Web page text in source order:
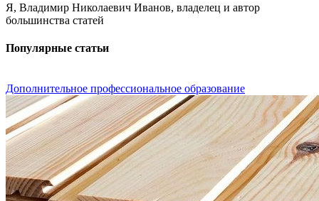
Я, Владимир Николаевич Иванов, владелец и автор
большинства статей
Популярные статьи
Дополнительное профессиональное образование